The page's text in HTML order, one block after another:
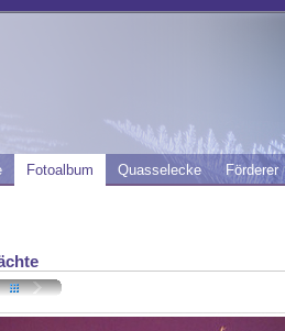
Fotoalbum Quasselecke Förderer